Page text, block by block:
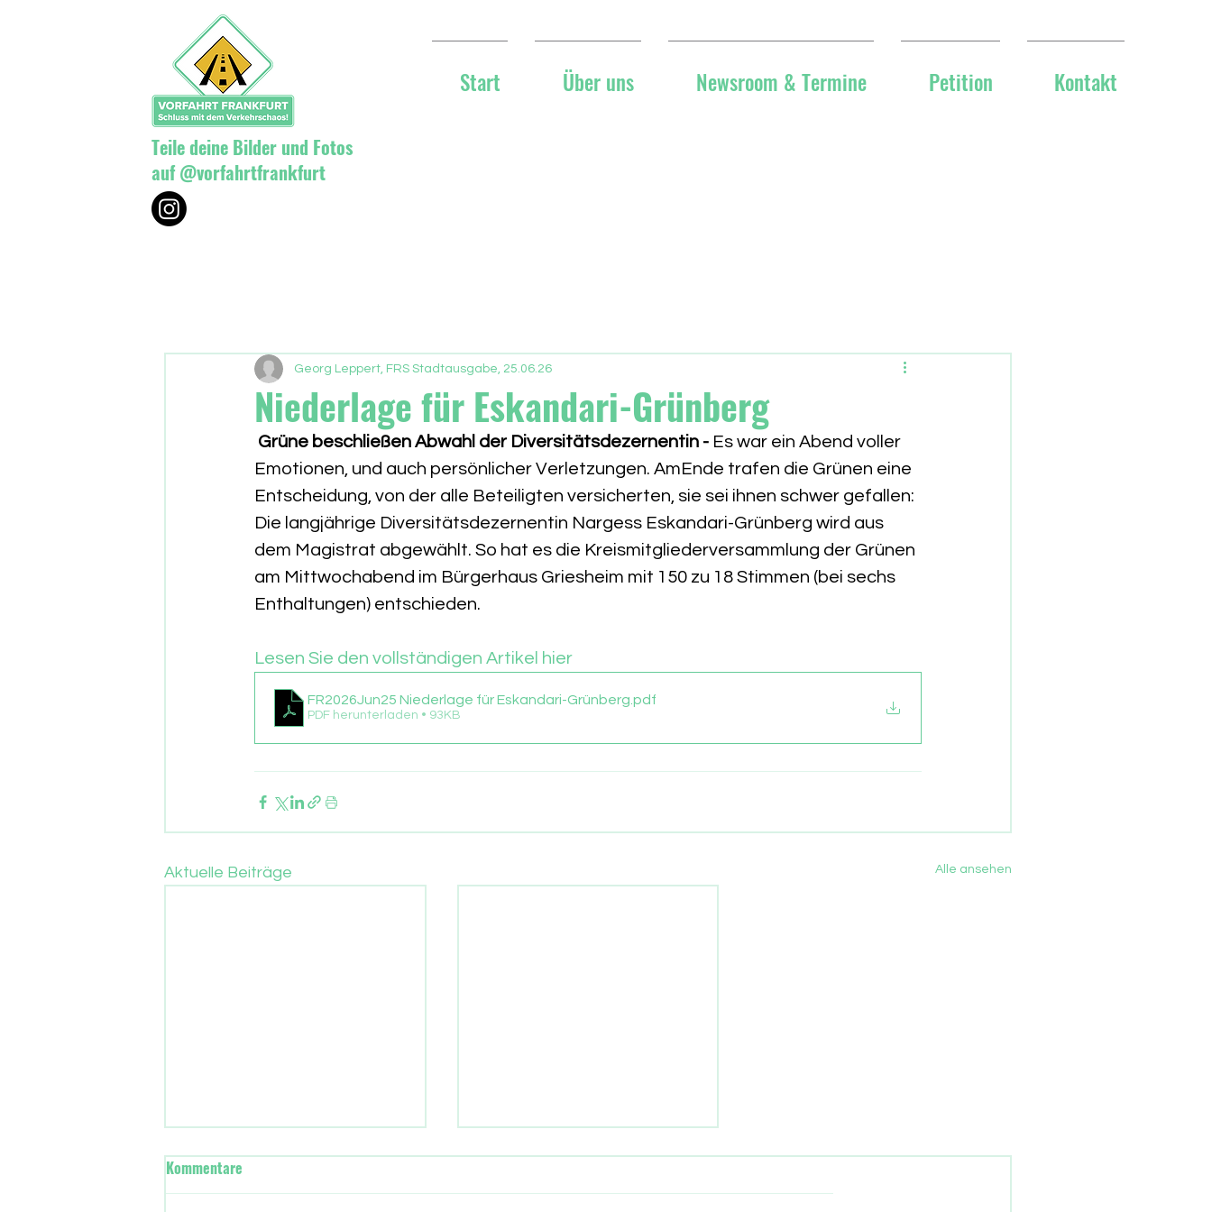
Teile deine Bilder und Fotos
auf @vorfahrtfrankfurt
Start Über uns Newsroom & Termine Petition Kontakt
Niederlage für Eskandari-Grünberg
Georg Leppert, FRS Stadtausgabe, 25.06.26
Grüne beschließen Abwahl der Diversitätsdezernentin - Es war ein Abend voller
Emotionen, und auch persönlicher Verletzungen. AmEnde trafen die Grünen eine
Entscheidung, von der alle Beteiligten versicherten, sie sei ihnen schwer gefallen:
Die langjährige Diversitätsdezernentin Nargess Eskandari-Grünberg wird aus
dem Magistrat abgewählt. So hat es die Kreismitgliederversammlung der Grünen
am Mittwochabend im Bürgerhaus Griesheim mit 150 zu 18 Stimmen (bei sechs
Enthaltungen) entschieden.
Lesen Sie den vollständigen Artikel hier
FR2026Jun25 Niederlage für Eskandari-Grünberg .pdf
PDF herunterladen • 93KB
Aktuelle Beiträge Alle ansehen
Wann übernimmt in Frankfurt
Kommentare